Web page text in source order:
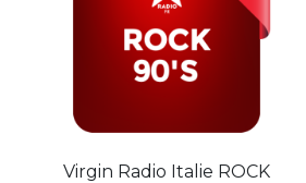
Virgin Radio Italie ROCK